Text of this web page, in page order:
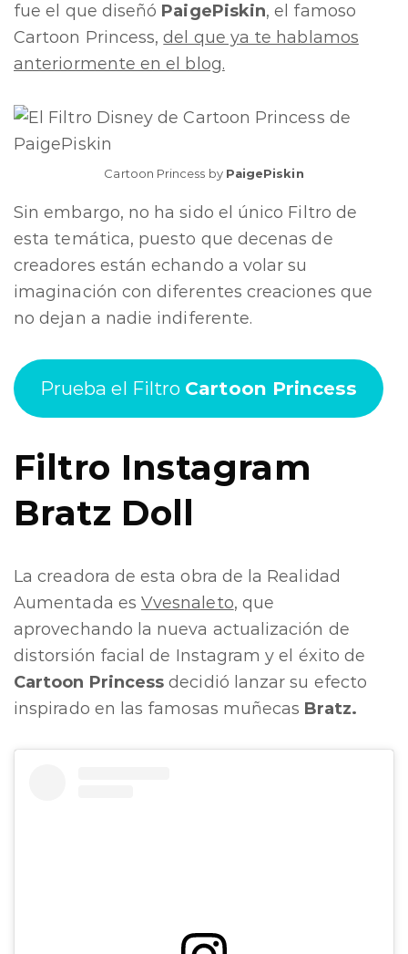
fue el que diseñó PaigePiskin, el famoso
Cartoon Princess,del que ya te hablamos
anteriormente en el blog.
Cartoon Princess by PaigePiskin
Sin embargo, no ha sido el único Filtro de
esta temática, puesto que decenas de
creadores están echando a volar su
imaginación con diferentes creaciones que
no dejan a nadie indiferente.
Prueba el Filtro Cartoon Princess
Filtro Instagram
Bratz Doll
La creadora de esta obra de la Realidad
Aumentada es Vvesnaleto, que
aprovechando la nueva actualización de
distorsión facial de Instagram y el éxito de
Cartoon Princess decidió lanzar su efecto
inspirado en las famosas muñecas Bratz.